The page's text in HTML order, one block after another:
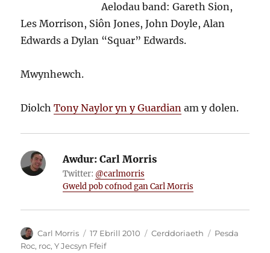
Aelodau band: Gareth Sion,
Les Morrison, Siôn Jones, John Doyle, Alan
Edwards a Dylan “Squar” Edwards.
Mwynhewch.
DiolchTony Naylor yn y Guardian am y dolen.
Awdur: Carl Morris
Twitter: @carlmorris
Gweld pob cofnod gan Carl Morris
Awdur
Carl Morris
Cofnodwyd
ar
17 Ebrill 2010 Categorïau
Cerddoriaeth Tagiau
Pesda
Roc, roc,Y Jecsyn Ffeif